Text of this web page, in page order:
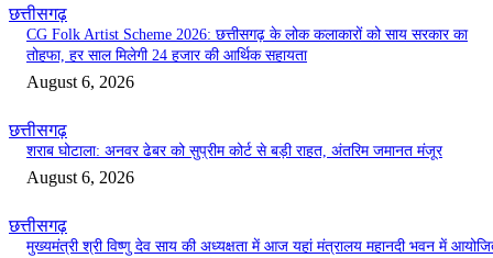
छत्तीसगढ़
CG Folk Artist Scheme 2026: छत्तीसगढ़ के लोक कलाकारों को साय सरकार का
तोहफा, हर साल मिलेगी 24 हजार की आर्थिक सहायता
August 6, 2026
छत्तीसगढ़
शराब घोटाला: अनवर ढेबर को सुप्रीम कोर्ट से बड़ी राहत, अंतरिम जमानत मंजूर
August 6, 2026
छत्तीसगढ़
मुख्यमंत्री श्री विष्णु देव साय की अध्यक्षता में आज यहां मंत्रालय महानदी भवन में